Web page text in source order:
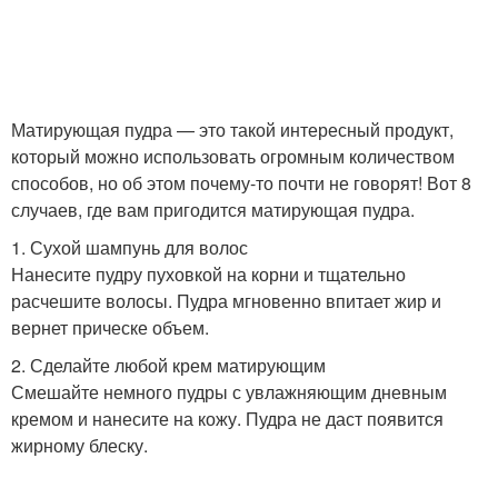
Пудра для жирной кожи Минеральная пудра
Пудра для возрастной
кожи
Пудры по типу Пудры для зрелой кожи
Матирующая пудра — это такой интересный продукт,
который можно использовать огромным количеством
способов, но об этом почему-то почти не говорят! Вот 8
случаев, где вам пригодится матирующая пудра.
1. Сухой шампунь для волос
Нанесите пудру пуховкой на корни и тщательно
расчешите волосы. Пудра мгновенно впитает жир и
вернет прическе объем.
2. Сделайте любой крем матирующим
Смешайте немного пудры с увлажняющим дневным
кремом и нанесите на кожу. Пудра не даст появится
жирному блеску.